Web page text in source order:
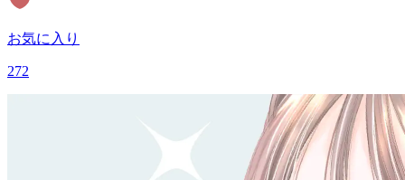
お気に入り
272